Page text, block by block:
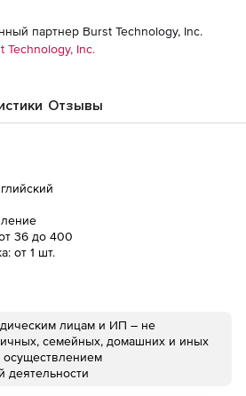
партнер Burst Technology, Inc.
Technology, Inc.
Отзывы
36 до 400
от 1 шт.
лицам и ИП – не
семейных, домашних и иных
осуществлением
деятельности